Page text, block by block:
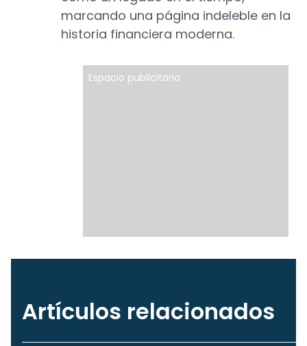
marcando una página indeleble en la
historia financiera moderna.
Espacio publicitario
Artículos relacionados